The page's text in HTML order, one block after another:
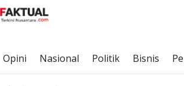
Opini Nasional Politik Bisnis